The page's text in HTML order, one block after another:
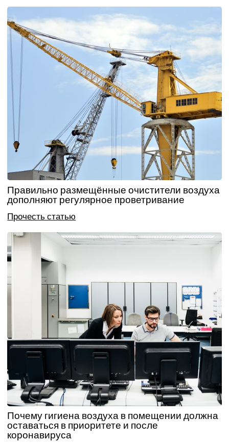
Правильно размещённые очистители воздуха
дополняют регулярное проветривание
Прочесть статью
Почему гигиена воздуха в помещении должна
оставаться в приоритете и после
коронавируса